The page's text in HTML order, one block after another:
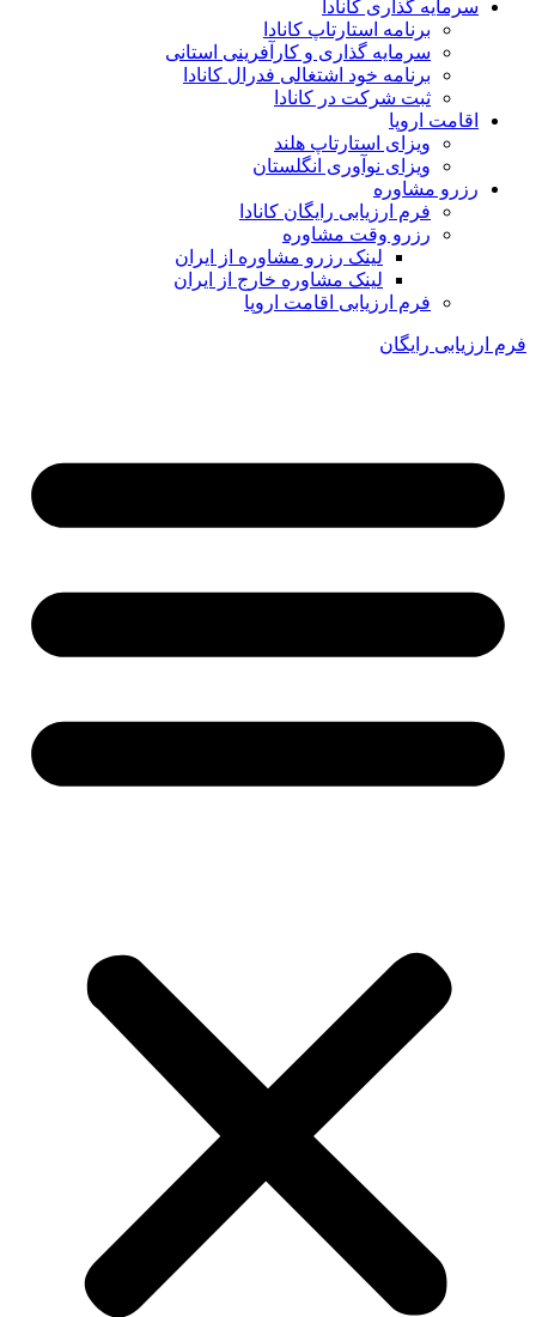
سرمایه گذاری کانادا
برنامه استارتاپ کانادا
سرمایه گذاری و کارآفرینی استانی
برنامه خود اشتغالی فدرال کانادا
ثبت شرکت در کانادا
اقامت اروپا
ویزای استارتاپ هلند
ویزای نوآوری انگلستان
رزرو مشاوره
فرم ارزیابی رایگان کانادا
رزرو وقت مشاوره
لینک رزرو مشاوره از ایران
لینک مشاوره خارج از ایران
فرم ارزیابی اقامت اروپا
فرم ارزیابی رایگان